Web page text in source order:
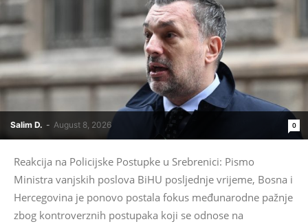
Salim D. - August 8, 2026 0
Reakcija na Policijske Postupke u Srebrenici: Pismo
Ministra vanjskih poslova BiHU posljednje vrijeme, Bosna i
Hercegovina je ponovo postala fokus međunarodne pažnje
zbog kontroverznih postupaka koji se odnose na